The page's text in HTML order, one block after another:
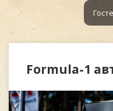
Formula-1